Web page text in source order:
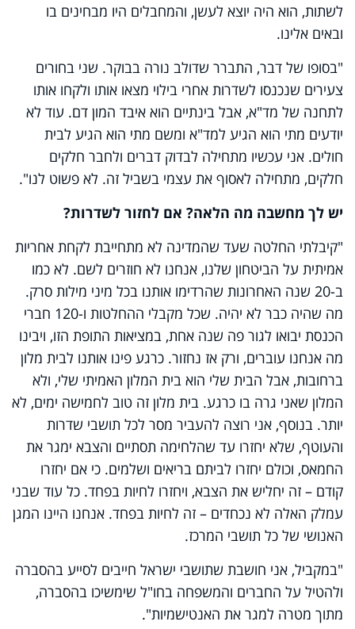
לשתות, הוא היה יוצא לעשן, והמחבלים היו מבחינים בו
ובאים אלינו.
"בסופו של דבר, התברר שדולב נורה בבוקר. שני בחורים
צעירים שנכנסו לשדרות אחרי בילוי מצאו אותו ולקחו אותו
לתחנה של מד"א, אבל בינתיים הוא איבד המון דם. עוד לא
יודעים מתי הוא הגיע למד"א ומשם מתי הוא הגיע לבית
חולים. אני עכשיו מתחילה לבדוק דברים ולחבר חלקים
חלקים, מתחילה לאסוף את עצמי בשביל זה. לא פשוט לנו".
יש לך מחשבה מה הלאה? אם לחזור לשדרות?
"קיבלתי החלטה שעד שהמדינה לא מתחייבת לקחת אחריות
אמיתית על הביטחון שלנו, אנחנו לא חוזרים לשם. לא כמו
ב-20 שנה האחרונות שהרדימו אותנו בכל מיני מילות סרק.
מה שהיה כבר לא יהיה. שכל מקבלי ההחלטות ו-120 חברי
הכנסת יבואו לגור פה שנה אחת, במציאות התופת הזו, ויבינו
מה אנחנו עוברים, ורק אז נחזור. כרגע פינו אותנו לבית מלון
ברחובות, אבל הבית שלי הוא בית המלון האמיתי שלי, ולא
המלון שאני גרה בו כרגע. בית מלון זה טוב לחמישה ימים, לא
יותר. בנוסף, אני רוצה להעביר מסר לכל תושבי שדרות
והעוטף, שלא יחזרו עד שהלחימה תסתיים והצבא ימגר את
החמאס, וכולם יחזרו לביתם בריאים ושלמים. כי אם יחזרו
קודם – זה יחליש את הצבא, ויחזרו לחיות בפחד. כל עוד שבני
עמלק האלה לא נכחדים – זה לחיות בפחד. אנחנו היינו המגן
האנושי של כל תושבי המרכז.
"במקביל, אני חושבת שתושבי ישראל חייבים לסייע בהסברה
ולהטיל על החברים והמשפחה בחו"ל שימשיכו בהסברה,
מתוך מטרה למגר את האנטישמיות".